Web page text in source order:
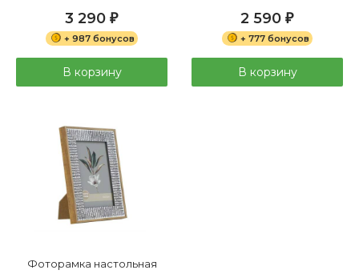
3 290 ₽
+ 987 бонусов
В корзину
2 590 ₽
+ 777 бонусов
В корзину
Фоторамка настольная